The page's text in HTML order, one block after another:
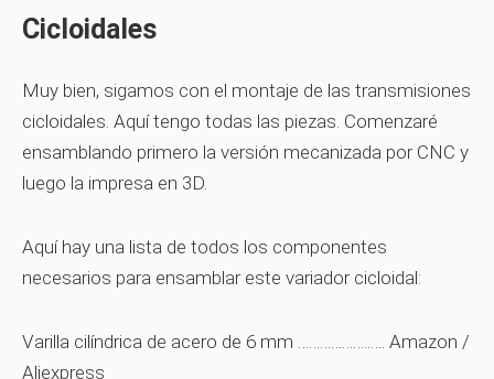
Cicloidales
Muy bien, sigamos con el montaje de las transmisiones
cicloidales. Aquí tengo todas las piezas. Comenzaré
ensamblando primero la versión mecanizada por CNC y
luego la impresa en 3D.
Aquí hay una lista de todos los componentes
necesarios para ensamblar este variador cicloidal:
Varilla cilíndrica de acero de 6 mm ………………..…. Amazon /
Aliexpress